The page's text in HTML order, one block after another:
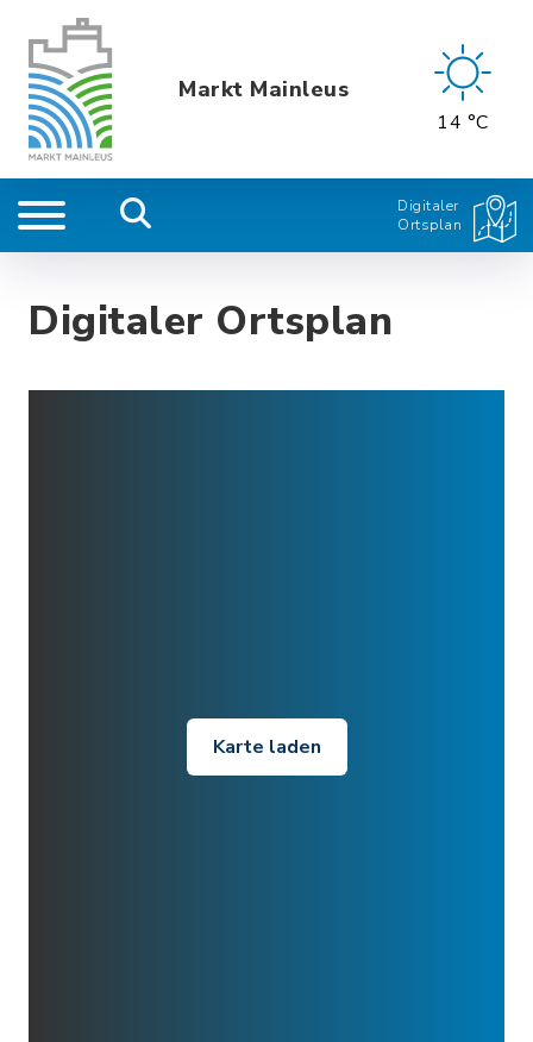
Markt Mainleus
14 °C
Digitaler
Ortsplan
Digitaler Ortsplan
Karte laden